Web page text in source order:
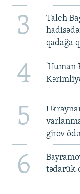
3
Taleh
qadağa
4
'Human
5
girov
6
tədarük